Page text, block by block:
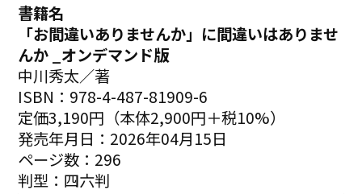
書籍名
「お間違いありませんか」に間違いはありませ
んか _オンデマンド版
中川秀太／著
ISBN：978-4-487-81909-6
定価3,190円（本体2,900円＋税10%）
発売年月日：2026年04月15日
ページ数：296
判型：四六判